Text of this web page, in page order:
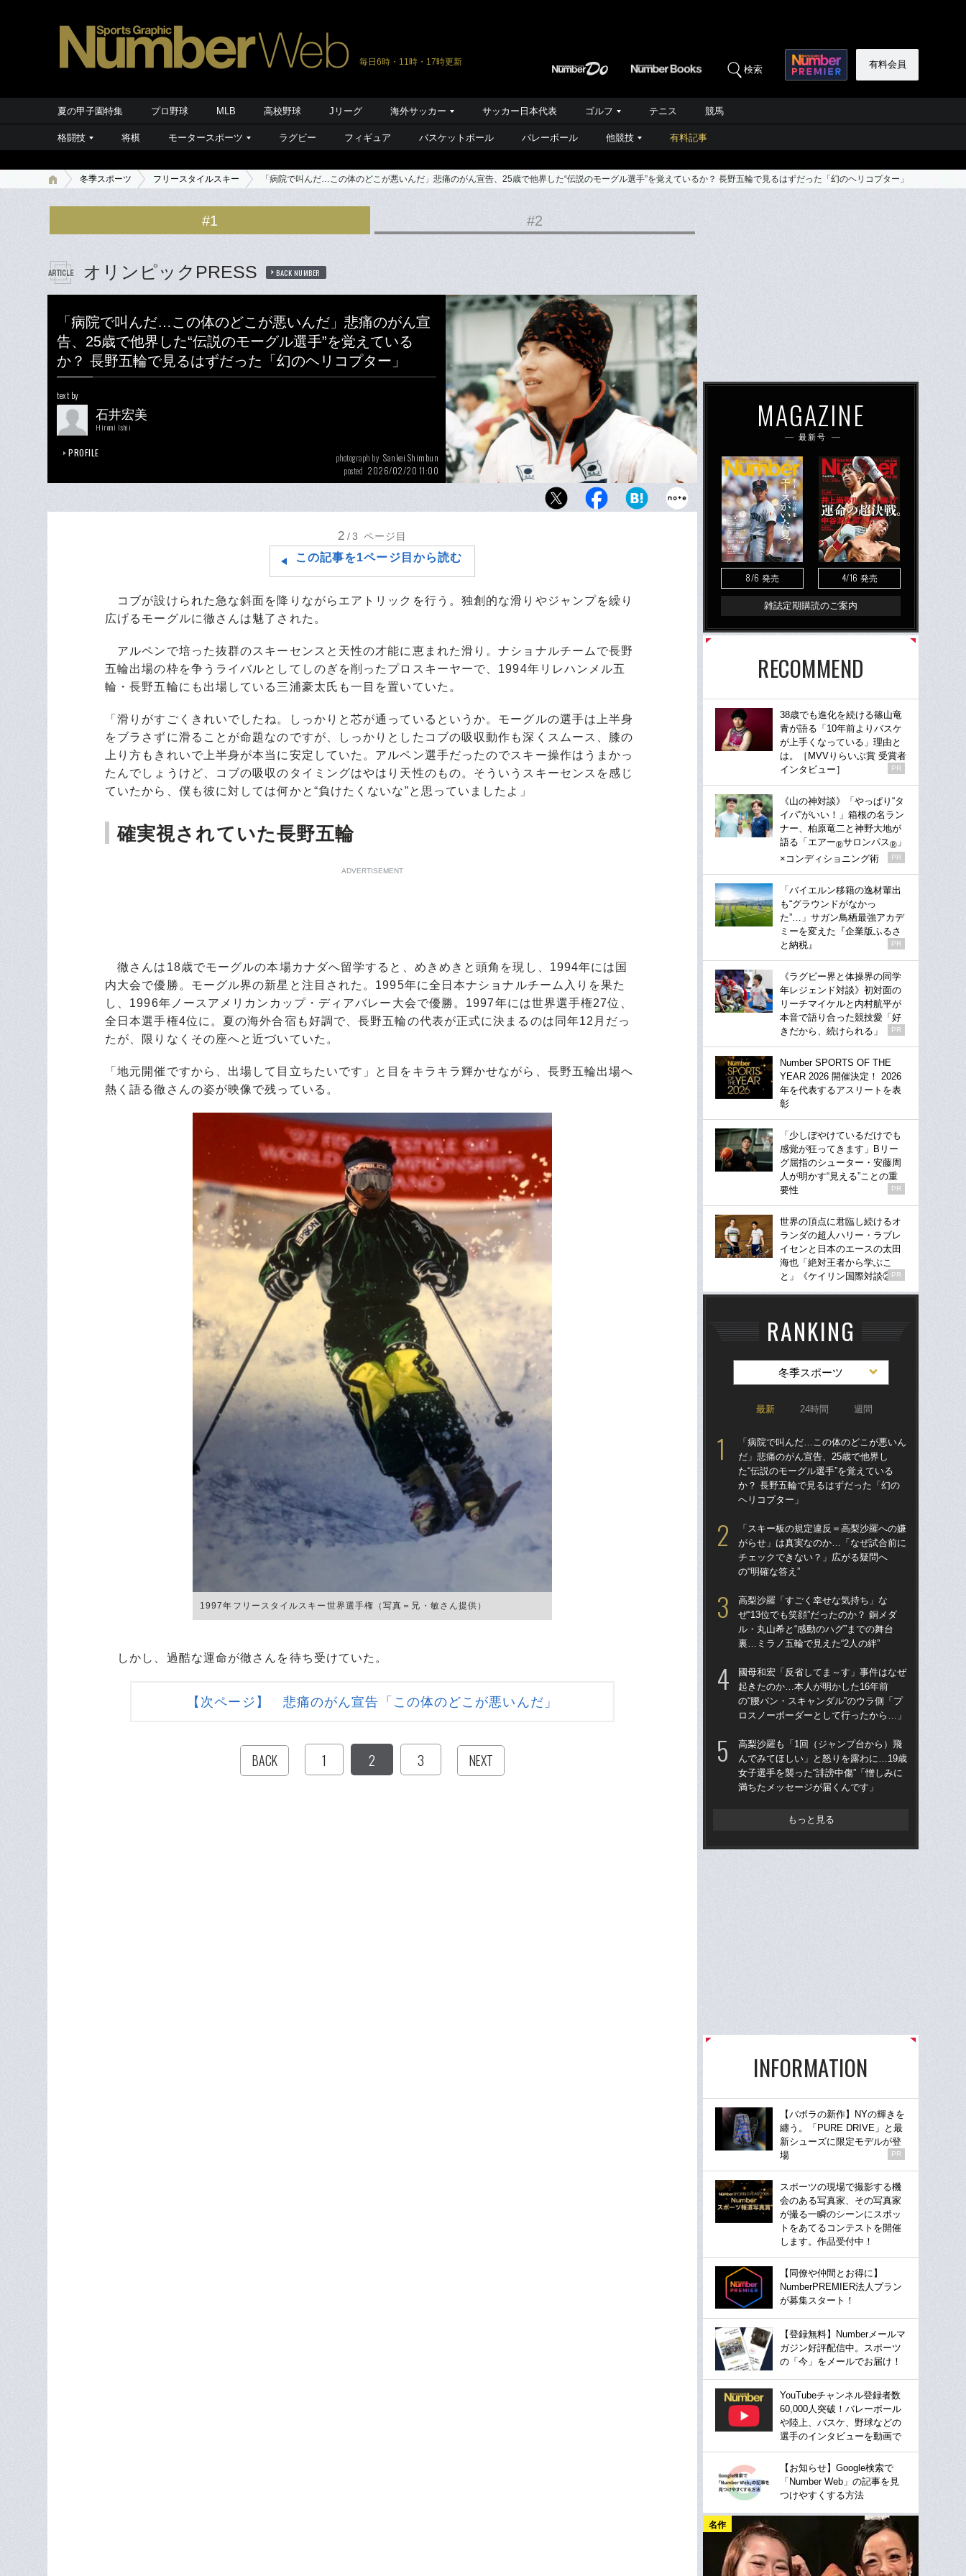
毎日6時・11時・17時更新
検索 有料会員
夏の甲子園特集 プロ野球 MLB 高校野球 Jリーグ 海外サッカー サッカー日本代表 ゴルフ テニス 競馬
格闘技 将棋 モータースポーツ ラグビー フィギュア バスケットボール バレーボール 他競技 有料記事
冬季スポーツ フリースタイルスキー 「病院で叫んだ…この体のどこが悪いんだ」悲痛のがん宣告、25歳で他界した“伝説のモーグル選手”を覚えているか？ 長野五輪で見るはずだった「幻のヘリコプター」
#1 #2
オリンピックPRESS BACK NUMBER
「病院で叫んだ…この体のどこが悪いんだ」悲痛のがん宣
告、25歳で他界した“伝説のモーグル選手”を覚えている
か？ 長野五輪で見るはずだった「幻のヘリコプター」
text by
石井宏美
Hiromi Ishii
PROFILE photograph by Sankei Shimbun
posted 2026/02/20 11:00
長野五輪直前で胃がんが見つかった森徹さん。闘病を続け
2 /3 ページ目
この記事を1ページ目から読む
コブが設けられた急な斜面を降りながらエアトリックを行う。独創的な滑りやジャンプを繰り
広げるモーグルに徹さんは魅了された。
アルペンで培った抜群のスキーセンスと天性の才能に恵まれた滑り。ナショナルチームで長野
五輪出場の枠を争うライバルとしてしのぎを削ったプロスキーヤーで、1994年リレハンメル五
輪・長野五輪にも出場している三浦豪太氏も一目を置いていた。
「滑りがすごくきれいでしたね。しっかりと芯が通っているというか。モーグルの選手は上半身
をブラさずに滑ることが命題なのですが、しっかりとしたコブの吸収動作も深くスムース、膝の
上り方もきれいで上半身が本当に安定していた。アルペン選手だったのでスキー操作はうまかっ
たんでしょうけど、コブの吸収のタイミングはやはり天性のもの。そういうスキーセンスを感じ
ていたから、僕も彼に対しては何かと“負けたくないな”と思っていましたよ」
確実視されていた長野五輪
ADVERTISEMENT
徹さんは18歳でモーグルの本場カナダへ留学すると、めきめきと頭角を現し、1994年には国
内大会で優勝。モーグル界の新星と注目された。1995年に全日本ナショナルチーム入りを果た
し、1996年ノースアメリカンカップ・ディアバレー大会で優勝。1997年には世界選手権27位、
全日本選手権4位に。夏の海外合宿も好調で、長野五輪の代表が正式に決まるのは同年12月だっ
たが、限りなくその座へと近づいていた。
「地元開催ですから、出場して目立ちたいです」と目をキラキラ輝かせながら、長野五輪出場へ
熱く語る徹さんの姿が映像で残っている。
1997年フリースタイルスキー世界選手権（写真＝兄・敏さん提供）
しかし、過酷な運命が徹さんを待ち受けていた。
【次ページ】 悲痛のがん宣告「この体のどこが悪いんだ」
BACK 1 2 3 NEXT
MAGAZINE
最新号
8/6 発売 4/16 発売
雑誌定期購読のご案内
RECOMMEND
38歳でも進化を続ける篠山竜
青が語る「10年前よりバスケ
が上手くなっている」理由と
は。［MVVりらいぶ賞 受賞者
インタビュー］
PR
《山の神対談》「やっぱり“タ
イパ”がいい！」箱根の名ラン
ナー、柏原竜二と神野大地が
語る「エアー®サロンパス® 」
×コンディショニング術
PR
「バイエルン移籍の逸材輩出
も“グラウンドがなかっ
た”…」サガン鳥栖最強アカデ
ミーを変えた『企業版ふるさ
と納税』
PR
《ラグビー界と体操界の同学
年レジェンド対談》初対面の
リーチマイケルと内村航平が
本音で語り合った競技愛「好
きだから、続けられる」
PR
Number SPORTS OF THE
YEAR 2026 開催決定！ 2026
年を代表するアスリートを表
彰
「少しぼやけているだけでも
感覚が狂ってきます」Bリー
グ屈指のシューター・安藤周
人が明かす“見える”ことの重
要性
PR
世界の頂点に君臨し続けるオ
ランダの超人ハリー・ラブレ
イセンと日本のエースの太田
海也「絶対王者から学ぶこ
と」《ケイリン国際対談②》
PR
RANKING
冬季スポーツ
最新 24時間 週間
「病院で叫んだ…この体のどこが悪いん
だ」悲痛のがん宣告、25歳で他界し
た“伝説のモーグル選手”を覚えている
か？ 長野五輪で見るはずだった「幻の
ヘリコプター」
「スキー板の規定違反＝高梨沙羅への嫌
がらせ」は真実なのか…「なぜ試合前に
チェックできない？」広がる疑問へ
の“明確な答え”
高梨沙羅「すごく幸せな気持ち」な
ぜ“13位でも笑顔”だったのか？ 銅メダ
ル・丸山希と“感動のハグ”までの舞台
裏…ミラノ五輪で見えた“2人の絆”
國母和宏「反省してま～す」事件はなぜ
起きたのか…本人が明かした16年前
の“腰パン・スキャンダル”のウラ側「プ
ロスノーボーダーとして行ったから…」
高梨沙羅も「1回（ジャンプ台から）飛
んでみてほしい」と怒りを露わに…19歳
女子選手を襲った“誹謗中傷”「憎しみに
満ちたメッセージが届くんです」
もっと見る
INFORMATION
【バボラの新作】NYの輝きを
纏う。「PURE DRIVE」と最
新シューズに限定モデルが登
場
PR
スポーツの現場で撮影する機
会のある写真家、その写真家
が撮る一瞬のシーンにスポッ
トをあてるコンテストを開催
します。作品受付中！
【同僚や仲間とお得に】
NumberPREMIER法人プラン
が募集スタート！
【登録無料】Numberメールマ
ガジン好評配信中。スポーツ
の「今」をメールでお届け！
YouTubeチャンネル登録者数
60,000人突破！バレーボール
や陸上、バスケ、野球などの
選手のインタビューを動画で
【お知らせ】Google検索で
「Number Web」の記事を見
つけやすくする方法
名作